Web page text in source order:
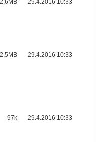
2,6MB 29.4.2016 10:33
2,5MB 29.4.2016 10:33
97k 29.4.2016 10:33